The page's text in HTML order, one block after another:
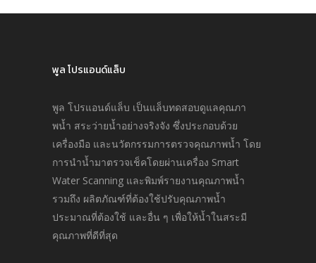
พูล โปรแอนด์แล็บ
พูล โปรแอนด์แล็บ เป็นแล็บทดสอบดูแลคุณภา
พนํ้า สระว่ายนํ้าอย่างจริงจัง ซึ่งประกอบด้วย
เครื่องมือ และนวัตกรรมการตรวจคุณภาพนํ้า โดย
การนำนํ้ามาตรวจเช็คโดยผ่านเครื่อง Smart
Water Scanning และพิมพ์รายงานคุณภาพนํ้า
รวมถึง ผลิตภัณฑ์ที่ต้องใช้ปรับคุณภาพนํ้า
ประมาณที่ต้องใช้ และอื่น ๆ เพื่อให้นํ้าในสระมี
คุณภาพที่ดีที่สุด